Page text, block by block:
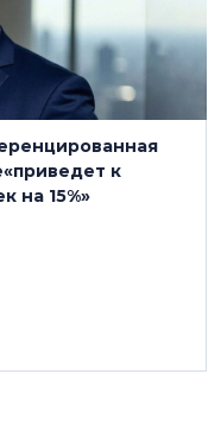
к
на 15%»